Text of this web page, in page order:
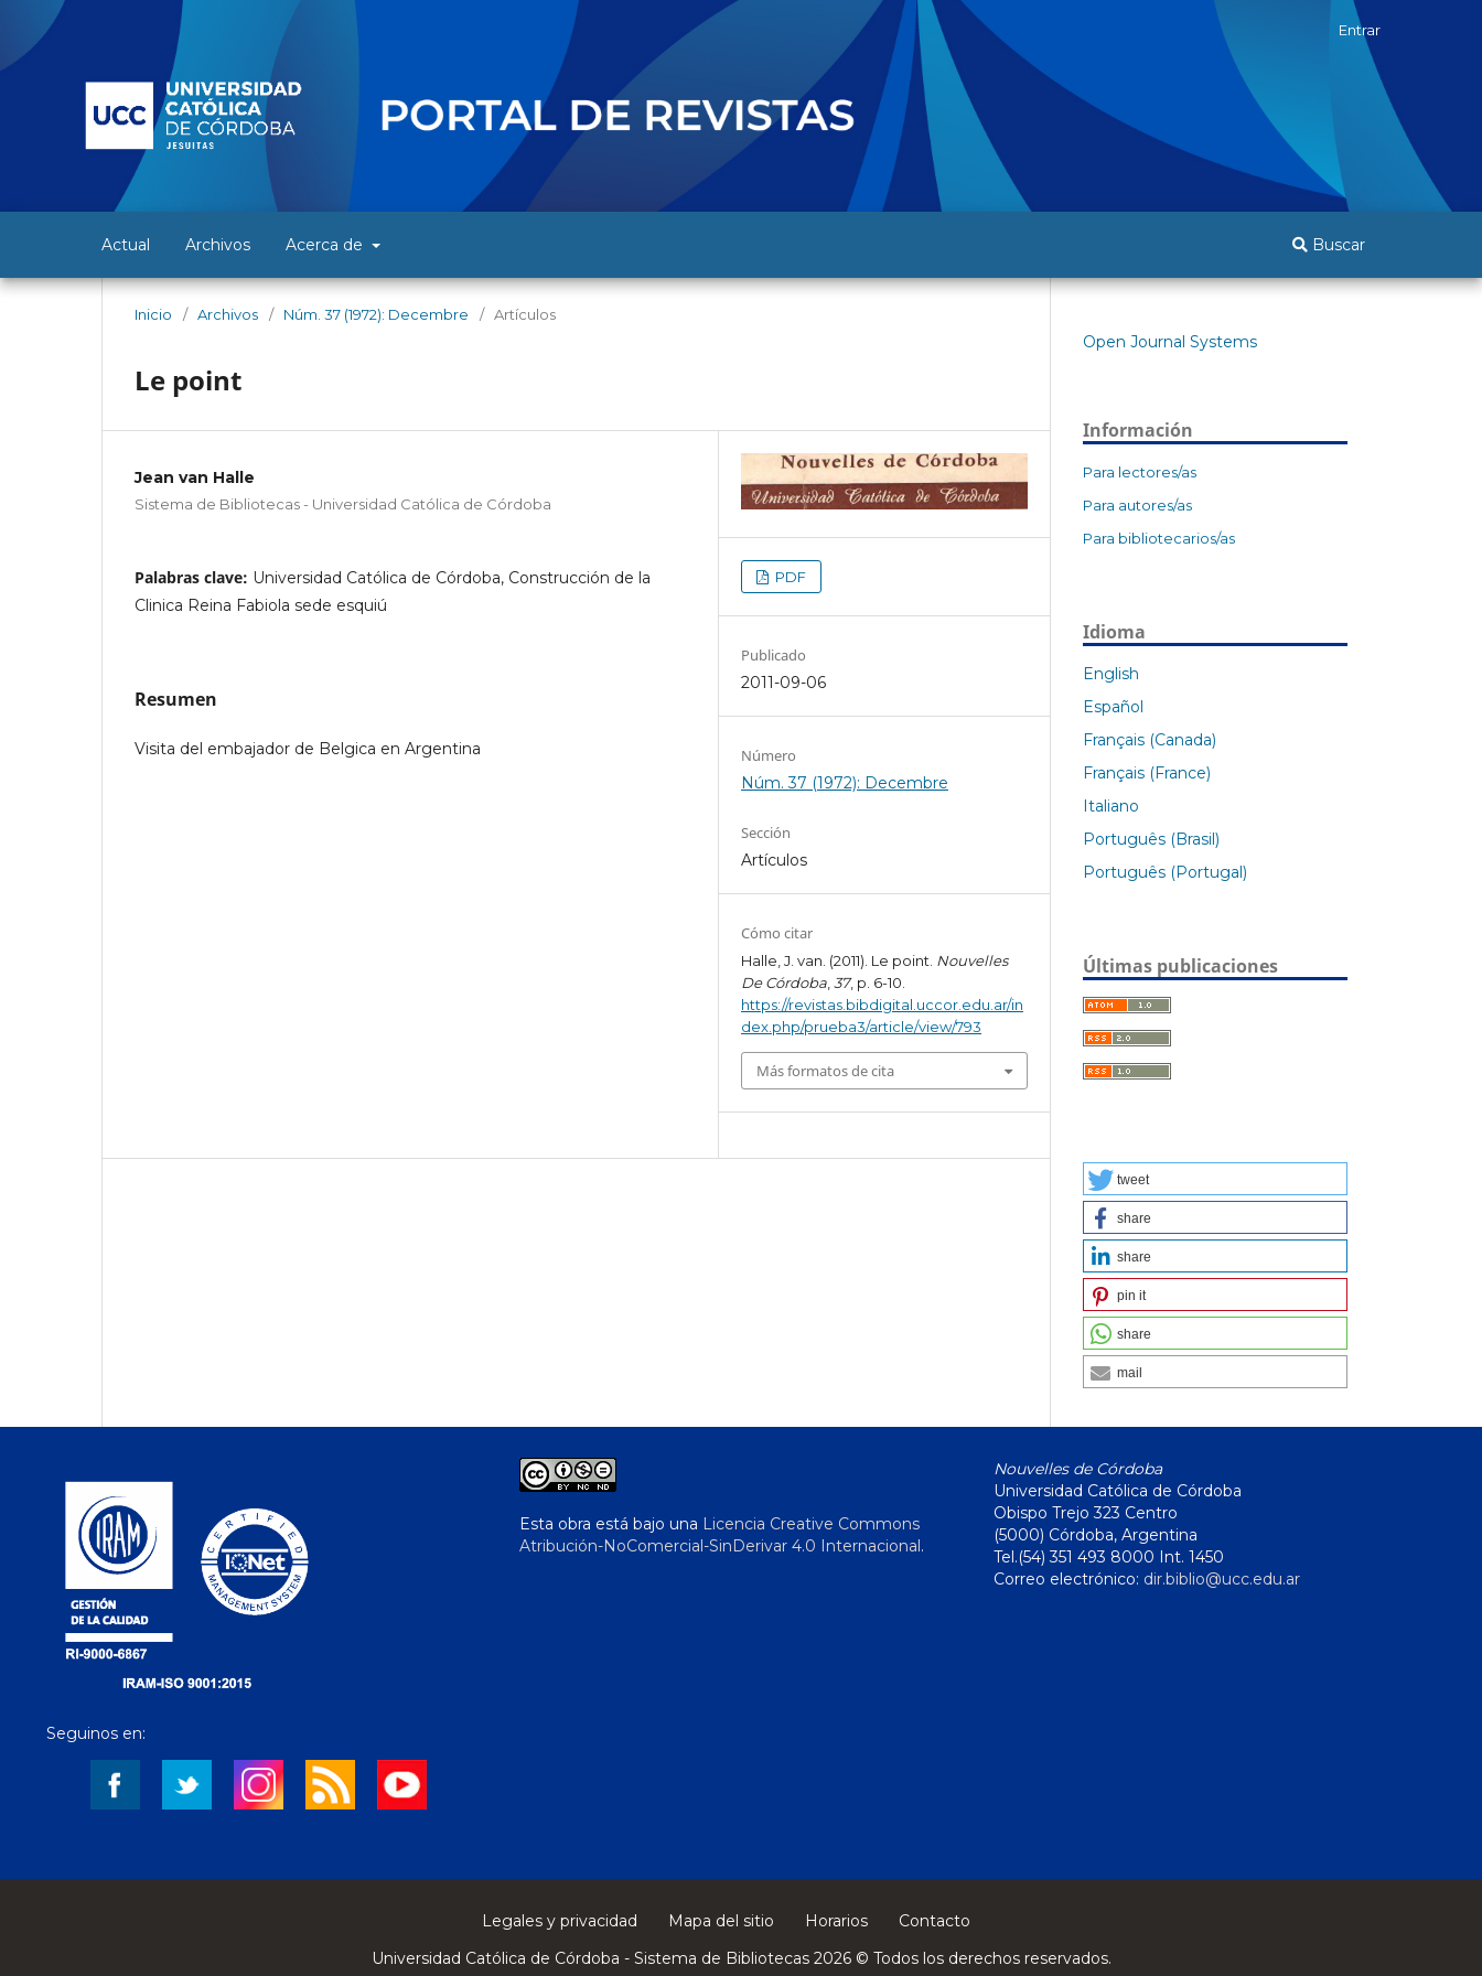
Actual Archivos Acerca de Buscar
Entrar
Inicio / Archivos / Núm. 37 (1972): Decembre / Artículos
Le point
Jean van Halle
Sistema de Bibliotecas - Universidad Católica de Córdoba
Palabras clave: Universidad Católica de Córdoba, Construcción de la
Clinica Reina Fabiola sede esquiú
Resumen
Visita del embajador de Belgica en Argentina
PDF
Publicado
2011-09-06
Número
Núm. 37 (1972): Decembre
Sección
Artículos
Cómo citar
Halle, J. van. (2011). Le point. Nouvelles
De Córdoba ,37, p. 6-10.
https://revistas.bibdigital.uccor.edu.ar/in
dex.php/prueba3/article/view/793
Más formatos de cita
Open Journal Systems
Información
Para lectores/as
Para autores/as
Para bibliotecarios/as
Idioma
English
Español
Français (Canada)
Français (France)
Italiano
Português (Brasil)
Português (Portugal)
Últimas publicaciones
tweet
share
share
pin it
share
mail
Seguinos en:
Esta obra está bajo una Licencia Creative Commons
Atribución-NoComercial-SinDerivar 4.0 Internacional.
Nouvelles de Córdoba
Universidad Católica de Córdoba
Obispo Trejo 323 Centro
(5000) Córdoba, Argentina
Tel.(54) 351 493 8000 Int. 1450
Correo electrónico: dir.biblio@ucc.edu.ar
Legales y privacidad Mapa del sitio Horarios
Contacto
Universidad Católica de Córdoba - Sistema de Bibliotecas 2026 © Todos los derechos reservados.